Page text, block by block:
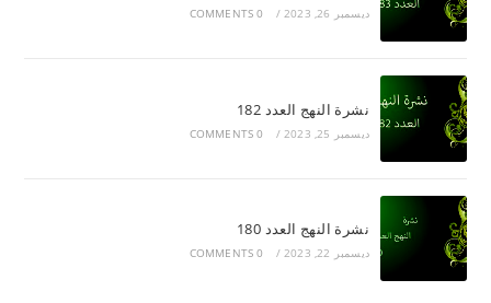
ديسمبر 26, 2023 /
0 COMMENTS
نشرة النهج العدد 182
ديسمبر 25, 2023 /
0 COMMENTS
نشرة النهج العدد 180
ديسمبر 22, 2023 /
0 COMMENTS